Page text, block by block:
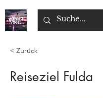
< Zurück
Reiseziel Fulda